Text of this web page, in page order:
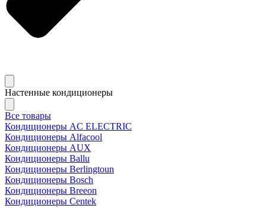
Настенные кондиционеры
Все товары
Кондиционеры AC ELECTRIC
Кондиционеры Alfacool
Кондиционеры AUX
Кондиционеры Ballu
Кондиционеры Berlingtoun
Кондиционеры Bosch
Кондиционеры Breeon
Кондиционеры Centek